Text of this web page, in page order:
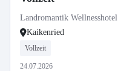
Landromantik
Kaikenried
Vollzeit
24.07.2026